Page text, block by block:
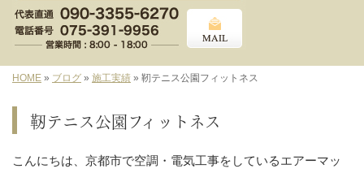
HOME » ブログ » 施工実績 » 靭テニス公園フィットネス
靭テニス公園フィットネス
こんにちは、京都市で空調・電気工事をしているエアーマッ